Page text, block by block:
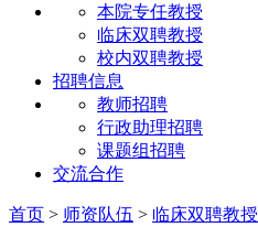
本院专任教授
临床双聘教授
校内双聘教授
招聘信息
教师招聘
行政助理招聘
课题组招聘
交流合作
首页 > 师资队伍 > 临床双聘教授